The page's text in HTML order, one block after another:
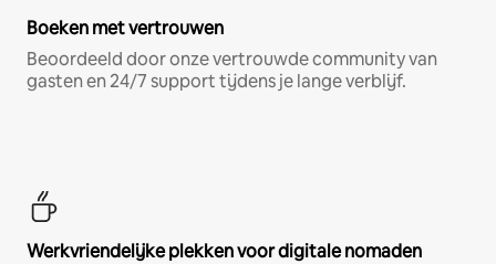
Boeken met vertrouwen
Beoordeeld door onze vertrouwde community van
gasten en 24/7 support tijdens je lange verblijf.
Werkvriendelijke plekken voor digitale nomaden